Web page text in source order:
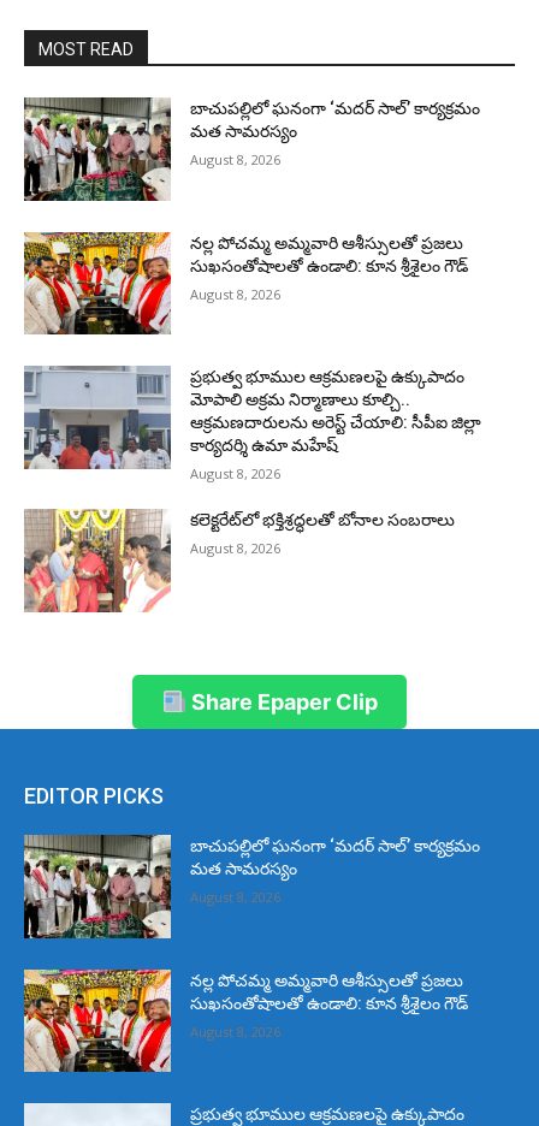
MOST READ
బాచుపల్లిలో ఘనంగా ‘మదర్ సాల్’ కార్యక్రమం
మత సామరస్యం
August 8, 2026
నల్ల పోచమ్మ అమ్మవారి ఆశీస్సులతో ప్రజలు
సుఖసంతోషాలతో ఉండాలి: కూన శ్రీశైలం గౌడ్
August 8, 2026
ప్రభుత్వ భూముల ఆక్రమణలపై ఉక్కుపాదం
మోపాలి అక్రమ నిర్మాణాలు కూల్చి..
ఆక్రమణదారులను అరెస్ట్ చేయాలి: సీపీఐ జిల్లా
కార్యదర్శి ఉమా మహేష్
August 8, 2026
కలెక్టరేట్‌లో భక్తిశ్రద్ధలతో బోనాల సంబరాలు
August 8, 2026
Share Epaper Clip
EDITOR PICKS
బాచుపల్లిలో ఘనంగా ‘మదర్ సాల్’ కార్యక్రమం
మత సామరస్యం
August 8, 2026
నల్ల పోచమ్మ అమ్మవారి ఆశీస్సులతో ప్రజలు
సుఖసంతోషాలతో ఉండాలి: కూన శ్రీశైలం గౌడ్
August 8, 2026
ప్రభుత్వ భూముల ఆక్రమణలపై ఉక్కుపాదం